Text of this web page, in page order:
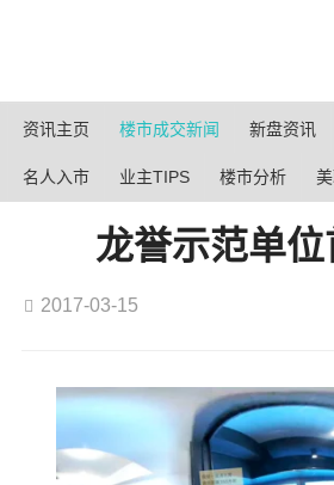
资讯主页 楼市成交新闻 新盘资讯
名人入市 业主TIPS 楼市分析
龙誉示范单
2017-03-15